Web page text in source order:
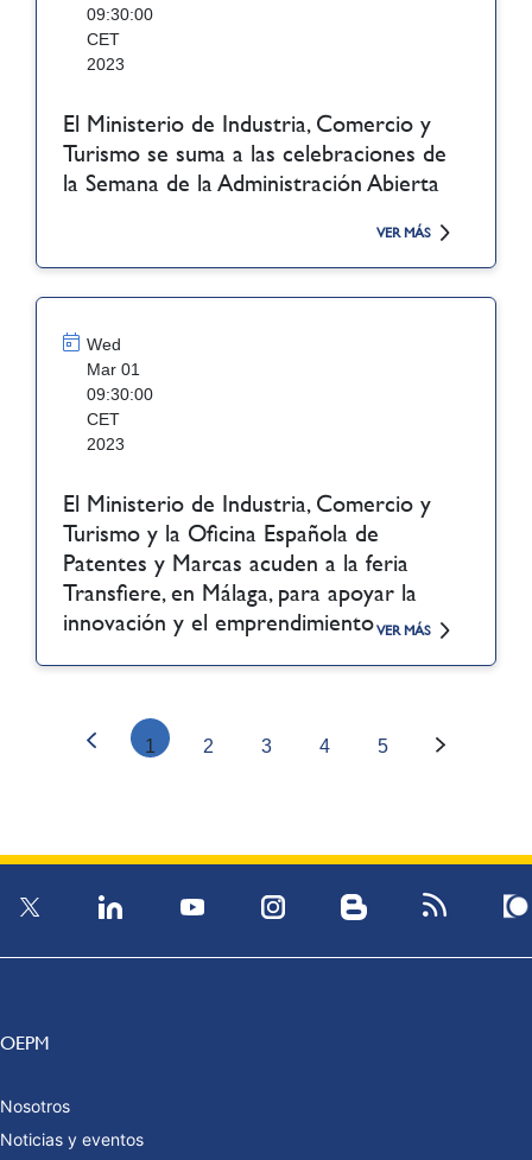
09:30:00
CET
2023
El Ministerio de Industria, Comercio y
Turismo se suma a las celebraciones de
la Semana de la Administración Abierta
VER MÁS
Wed
Mar 01
09:30:00
CET
2023
El Ministerio de Industria, Comercio y
Turismo y la Oficina Española de
Patentes y Marcas acuden a la feria
Transfiere, en Málaga, para apoyar la
innovación y el emprendimientoVER MÁS
1 2 3 4 5
OEPM
Nosotros
Noticias y eventos